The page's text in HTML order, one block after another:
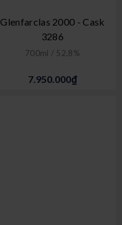
Glenfarclas 2000 - Cask
3286
700ml / 52,8%
7.950.000₫